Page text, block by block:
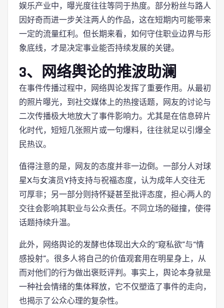
娱乐产业中，曝光度往往等同于热度。部分粉丝与路人
因好奇而进一步关注两人的作品，这在短期内可能带来
一定的流量红利。但长期来看，如何守住职业边界与形
象底线，才是决定事业能否持续发展的关键。
3、网络舆论的推波助澜
在事件传播过程中，网络舆论发挥了重要作用。从最初
的照片曝光，到社交媒体上的热搜话题，网友的讨论与
二次传播极大地放大了事件影响力。尤其是在信息碎片
化时代，短短几张照片或一句爆料，往往就足以引爆全
民热议。
值得注意的是，网友的态度并非一边倒。一部分人对球
星X与女演员Y持支持与祝福态度，认为成年人交往无
可厚非；另一部分则持怀疑甚至批评态度，担心两人的
交往会影响其职业与公众责任。不同立场的碰撞，使得
话题持续升温。
此外，网络舆论的发酵也体现出大众的“窥私欲”与“情
感投射”。很多人将自己的价值观套用在明星身上，从
而对他们的行为做出褒贬评判。事实上，舆论本身就是
一种社会情绪的集体释放，它不仅塑造了事件的走向，
也揭示了公众心理的复杂性。